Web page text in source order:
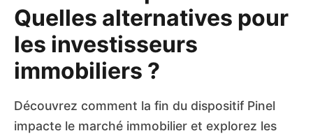
Quelles alternatives pour
les investisseurs
immobiliers ?
Découvrez comment la fin du dispositif Pinel
impacte le marché immobilier et explorez les